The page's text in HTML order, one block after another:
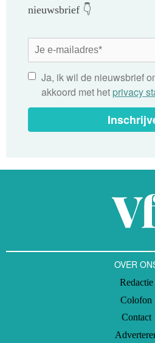
nieuwsbrief 👇
Ja, ik wil de nieuwsbrief
akkoord met het privacy
OVER
Redactie
Colofon
Contact